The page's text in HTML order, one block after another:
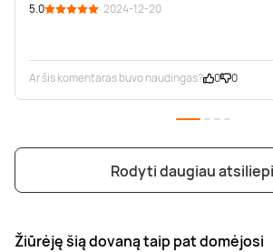
5.0 · 2024-12-20
Ar šis komentaras buvo naudingas? 0 0
Rodyti daugiau
Žiūrėję šią dovaną taip pat domėjosi